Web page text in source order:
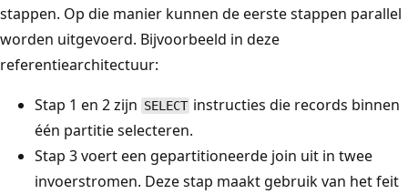
stappen. Op die manier kunnen de eerste stappen parallel
worden uitgevoerd. Bijvoorbeeld in deze
referentiearchitectuur:
Stap 1 en 2 zijn SELECT instructies die records binnen
één partitie selecteren.
Stap 3 voert een gepartitioneerde join uit in twee
invoerstromen. Deze stap maakt gebruik van het feit